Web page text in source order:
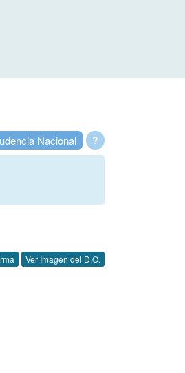
?
Nacional
Ver Imagen del D.O.